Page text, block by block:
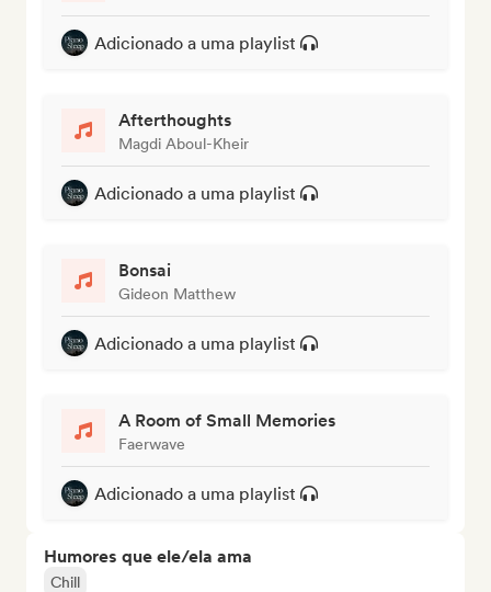
Adicionado a uma playlist
Afterthoughts
Magdi Aboul-Kheir
Adicionado a uma playlist
Bonsai
Gideon Matthew
Adicionado a uma playlist
A Room of Small Memories
Faerwave
Adicionado a uma playlist
Humores que ele/ela ama
Chill